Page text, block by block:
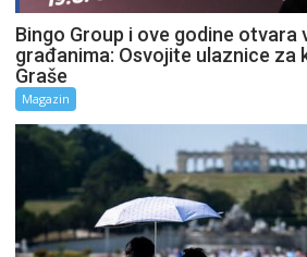
Bingo Group i ove godine otvara
građanima: Osvojite ulaznice za
Graše
Magazin